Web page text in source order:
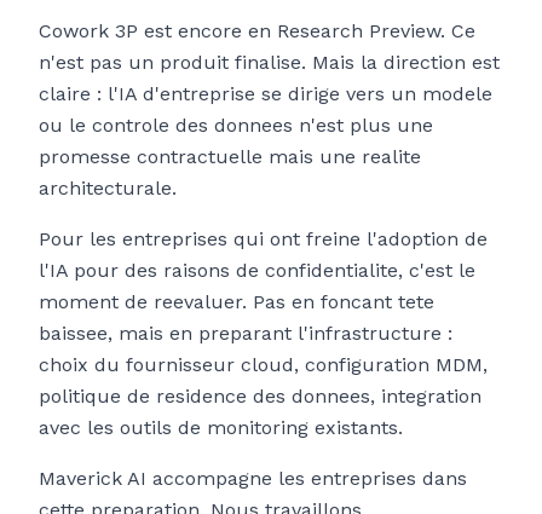
Cowork 3P est encore en Research Preview. Ce
n'est pas un produit finalise. Mais la direction est
claire : l'IA d'entreprise se dirige vers un modele
ou le controle des donnees n'est plus une
promesse contractuelle mais une realite
architecturale.
Pour les entreprises qui ont freine l'adoption de
l'IA pour des raisons de confidentialite, c'est le
moment de reevaluer. Pas en foncant tete
baissee, mais en preparant l'infrastructure :
choix du fournisseur cloud, configuration MDM,
politique de residence des donnees, integration
avec les outils de monitoring existants.
Maverick AI accompagne les entreprises dans